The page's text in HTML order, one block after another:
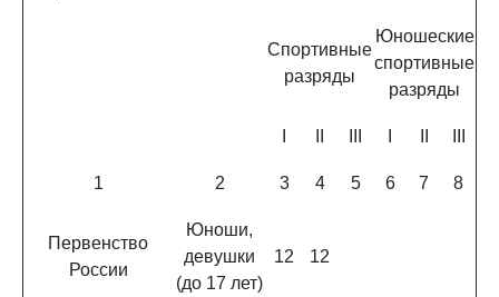
Спортивные
разряды
Юношеские
спортивные
разряды
1 2 3 4 5 6 7 8
Первенство
России
Юноши,
девушки
(до 17 лет)
12 12